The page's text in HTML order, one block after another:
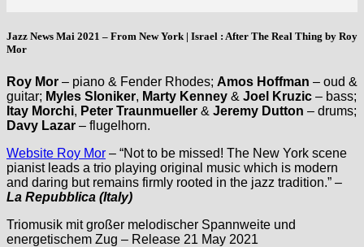
Jazz News Mai 2021 – From New York | Israel : After The Real Thing by Roy
Mor
Roy Mor – piano & Fender Rhodes; Amos Hoffman – oud &
guitar; Myles Sloniker, Marty Kenney & Joel Kruzic – bass;
Itay Morchi, Peter Traunmueller & Jeremy Dutton – drums;
Davy Lazar – flugelhorn.
Website Roy Mor – “Not to be missed! The New York scene
pianist leads a trio playing original music which is modern
and daring but remains firmly rooted in the jazz tradition.” –
La Repubblica (Italy)
Triomusik mit großer melodischer Spannweite und
energetischem Zug – Release 21 May 2021